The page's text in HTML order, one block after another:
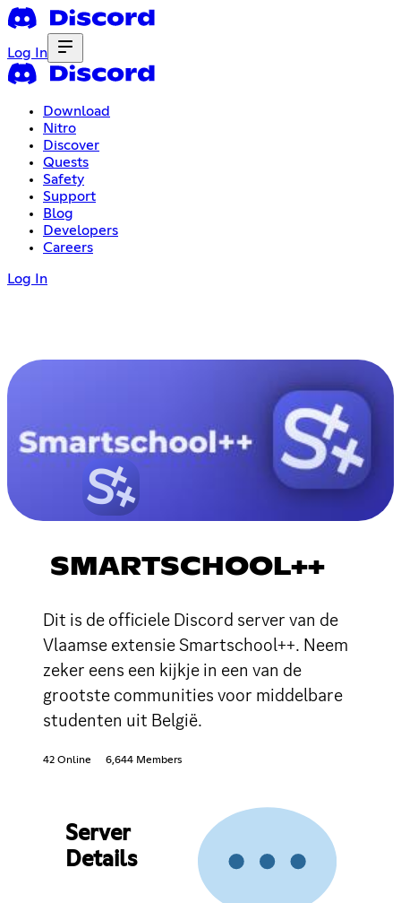
Log In
Download
Nitro
Discover
Quests
Safety
Support
Blog
Developers
Careers
Log In
SMARTSCHOOL++
Dit is de officiele Discord server van de
Vlaamse extensie Smartschool++. Neem
zeker eens een kijkje in een van de
grootste communities voor middelbare
studenten uit België.
42 Online 6,644 Members
Server
Details